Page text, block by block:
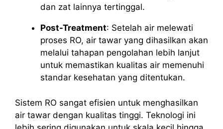
dan zat lainnya tertinggal.
Post-Treatment: Setelah air melewati
proses RO, air tawar yang dihasilkan akan
melalui tahapan pengolahan lebih lanjut
untuk memastikan kualitas air memenuhi
standar kesehatan yang ditentukan.
Sistem RO sangat efisien untuk menghasilkan
air tawar dengan kualitas tinggi. Teknologi ini